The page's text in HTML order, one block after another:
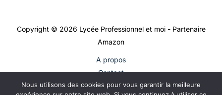
Copyright © 2026 Lycée Professionnel et moi - Partenaire
Amazon
A propos
Contact
Plan du site
Nous utilisons des cookies pour vous garantir la meilleure